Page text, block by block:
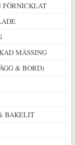
FÖRNICKLAT
MÄSSING
& BORD)
BAKELIT